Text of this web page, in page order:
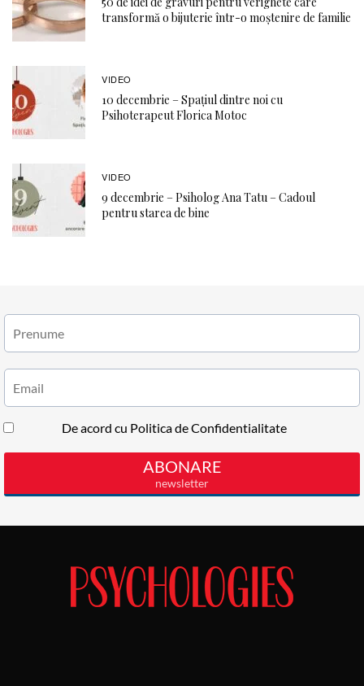
transformă o bijuterie într-o moștenire de familie
VIDEO
10 decembrie – Spațiul dintre noi cu
Psihoterapeut Florica Motoc
VIDEO
9 decembrie – Psiholog Ana Tatu – Cadoul
pentru starea de bine